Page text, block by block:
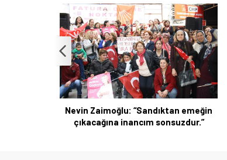
İstanbul’da metro
FETÖ’nün kritik ismi
Son dakika…
Nevin Zaimoğlu: “Sandıktan emeğin
çıkacağına inancım sonsuzdur.”